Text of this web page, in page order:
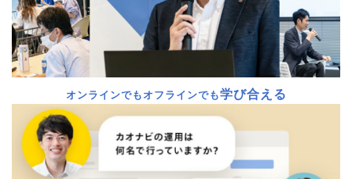
オンラインでもオフラインでも学び合える